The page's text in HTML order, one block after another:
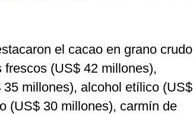
el cacao en grano crudo
(US$ 42 millones),
millones), alcohol etílico (US$
(US$ 30 millones), carmín de